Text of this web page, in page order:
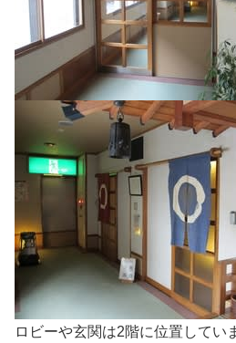
ロビーや玄関は2階に位置してい